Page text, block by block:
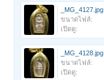
_MG_4127.jpg
ขนาดไฟล์:
เปิดดู:
_MG_4128.jpg
ขนาดไฟล์:
เปิดดู: